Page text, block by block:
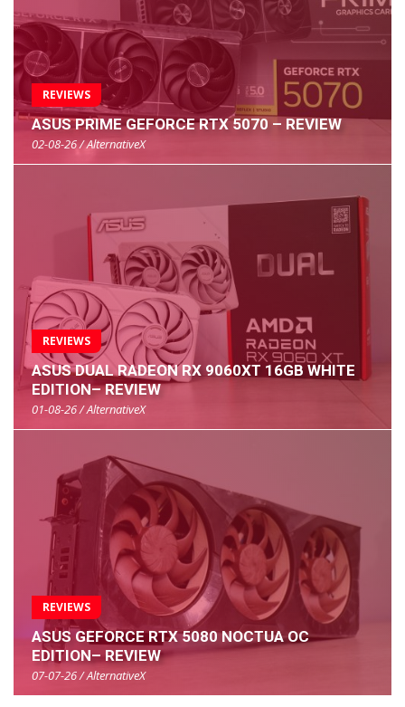
REVIEWS
ASUS PRIME GEFORCE RTX 5070 – REVIEW
02-08-26 / AlternativeX
REVIEWS
ASUS DUAL RADEON RX 9060XT 16GB WHITE
EDITION– REVIEW
01-08-26 / AlternativeX
REVIEWS
ASUS GEFORCE RTX 5080 NOCTUA OC
EDITION– REVIEW
07-07-26 / AlternativeX